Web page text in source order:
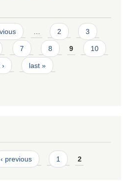
… 2 3
7 8 9 10
last »
‹ previous 1 2